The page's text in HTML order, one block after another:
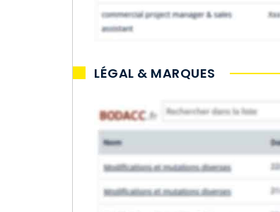
LÉGAL & MARQUES